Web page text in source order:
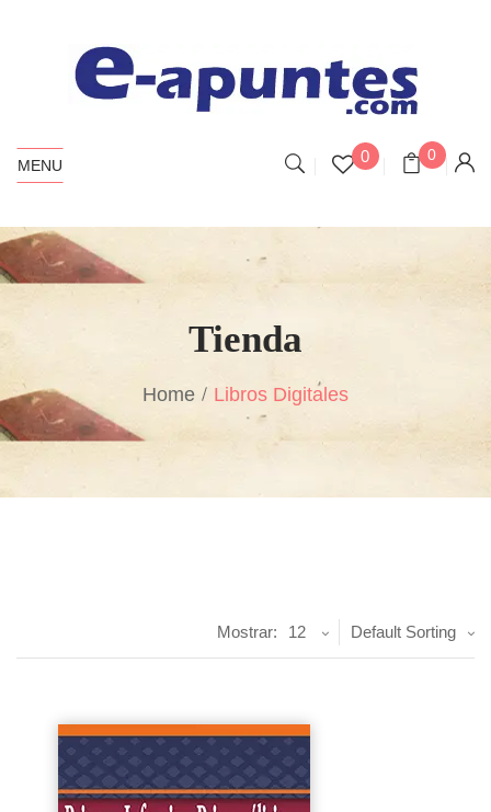
MENU 0 0
Tienda
Home Libros Digitales
Default Sorting
Mostrar: 12